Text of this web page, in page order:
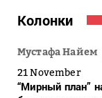
Колонки
Мустафа Найем
21 November
“Мирный план”